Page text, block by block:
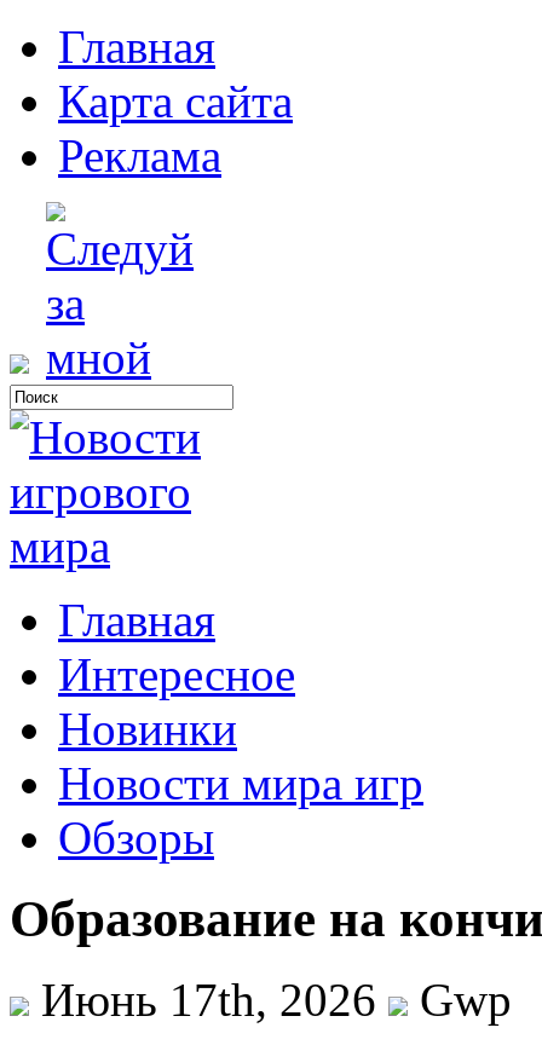
Главная
Карта сайта
Реклама
Главная
Интересное
Новинки
Новости мира игр
Обзоры
Образование на
Июнь 17th, 2026
Gwp